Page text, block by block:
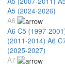
A5 (2024-2026)
A6
A6 C5 (1997-
(2011-2014) A6
(2025-2027)
A7